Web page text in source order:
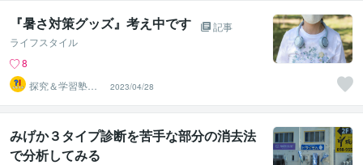
『暑さ対策グッズ』考え中です
記事
ライフスタイル
8
探究＆学習塾｜
なぜラボ
2023/04/28
みげか３タイプ診断を苦手な部分の消去法
で分析してみる